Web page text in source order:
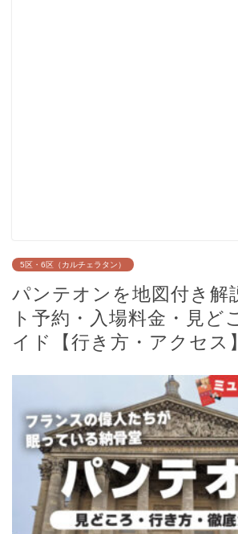
5区・6区（カルチェラタン）
パンテオンを地図付き解
ト予約・入場料金・見ど
イド【行き方・アクセス】